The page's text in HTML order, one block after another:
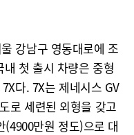
강남구 영동대로에 조
첫 출시 차량은 중형
다. 7X는 제네시스 GV
로 세련된 외형을 갖고
만원 정도)으로 대